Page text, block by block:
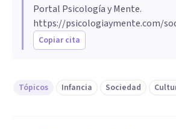
Portal Psicología y Mente.
https://psicologiaymente.com/
Copiar cita
Tópicos Infancia Sociedad